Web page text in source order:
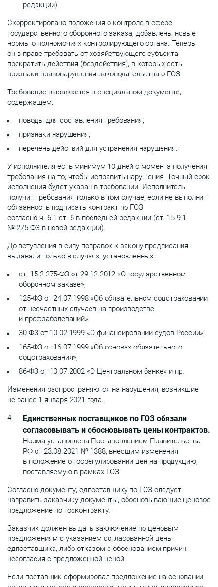
редакции).
Скорректировано положения о контроле в сфере
государственного оборонного заказа, добавлены новые
нормы о полномочиях контролирующего органа. Теперь
он в праве требовать от хозяйствующего субъекта
прекратить действия (бездействия), в которых есть
признаки правонарушения законодательства о ГОЗ.
Требование выражается в специальном документе,
содержащем:
поводы для составления требования;
признаки нарушения;
перечень действий для устранения нарушения.
У исполнителя есть минимум 10 дней с момента получения
требования на то, чтобы исправить нарушения. Точный срок
исполнения будет указан в требовании. Исполнитель
получит требования только в том случае, если не выполнит
обязанность подписать контракт по ГОЗ
согласно ч. 6.1 ст. 6 в последней редакции (ст. 15.9-1
№ 275-ФЗ в новой редакции).
До вступления в силу поправок к закону предписания
выдавали только в случаях, установленных:
ст. 15.2 275-ФЗ от 29.12.2012 «О государственном
оборонном заказе»;
125-ФЗ от 24.07.1998 «Об обязательном соцстраховании
от несчастных случаев на производстве
и профзаболеваний»;
30-ФЗ от 10.02.1999 «О финансировании судов России»;
165-ФЗ от 16.07.1999 «Об основах обязательного
соцстрахования»;
86-ФЗ от 10.07.2002 «О Центральном банке» и пр.
Изменения распространяются на нарушения, возникшие
не ранее 1 января 2021 года.
Единственных поставщиков по ГОЗ обязали
согласовывать и обосновывать цены контрактов.
Норма установлена Постановлением Правительства
РФ от 23.08.2021 № 1388, внесшим изменения
в положение о госрегулировании цен на продукцию,
поставляемую в рамках ГОЗ.
Согласно документу, едпоставщику по ГОЗ следует
направить заказчику документы, обосновывающие ценовое
предложение по госконтракту.
Заказчик должен выдать заключение по ценовым
предложениям с указанием согласованной цены
едпоставщика, либо отказом с обоснованием причин
несогласия с предложенной ценой.
Если поставщик сформировал предложение на основании